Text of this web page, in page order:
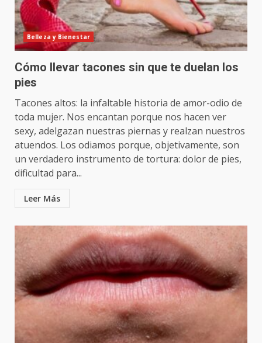
Belleza y Bienestar
Cómo llevar tacones sin que te duelan los
pies
Tacones altos: la infaltable historia de amor-odio de
toda mujer. Nos encantan porque nos hacen ver
sexy, adelgazan nuestras piernas y realzan nuestros
atuendos. Los odiamos porque, objetivamente, son
un verdadero instrumento de tortura: dolor de pies,
dificultad para...
Leer Más